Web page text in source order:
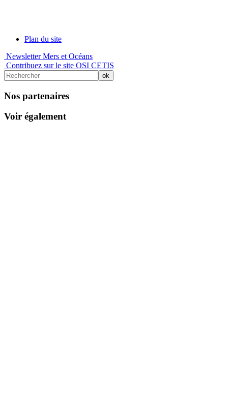
Plan du site
Newsletter Mers et Océans
Contribuez sur le site OSI CETIS
Nos partenaires
Voir également